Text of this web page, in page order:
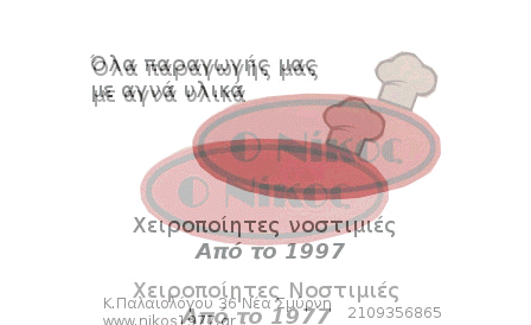
August 08, 2026
KARA TALKS
«Kara Talks»: Live εκπομπή την Δευτέρα
μετά το φιλικό Πανιών...
August 08, 2026
HEADLINES
Συμφωνία με Tαβάρες, ντύνεται στα
κυανέρυθρα ο Πορτογάλος!
August 08, 2026